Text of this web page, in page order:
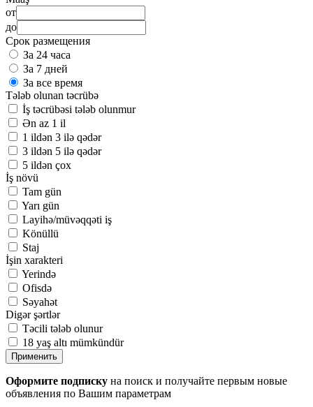
от
до
Срок размещения
За 24 часа
За 7 дней
За все время
Tələb olunan təcrübə
İş təcrübəsi tələb olunmur
Ən az 1 il
1 ildən 3 ilə qədər
3 ildən 5 ilə qədər
5 ildən çox
İş növü
Tam gün
Yarı gün
Layihə/müvəqqəti iş
Könüllü
Staj
İşin xarakteri
Yerində
Ofisdə
Səyahət
Digər şərtlər
Təcili tələb olunur
18 yaş altı mümkündür
Применить
Оформите подписку на поиск и получайте первым новые
объявления по Вашим параметрам